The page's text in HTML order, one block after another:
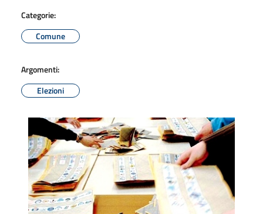
Categorie:
Comune
Argomenti:
Elezioni